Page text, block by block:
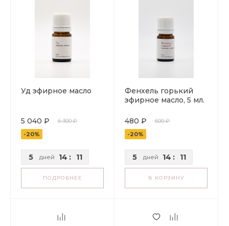
Уд эфирное масло
5 040 ₽
6 300 ₽
-20%
5 дней 14 : 11
ПОДРОБНЕЕ
Фенхель горький
эфирное масло, 5 мл.
480 ₽
600 ₽
-20%
5 дней 14 : 11
В КОРЗИНУ